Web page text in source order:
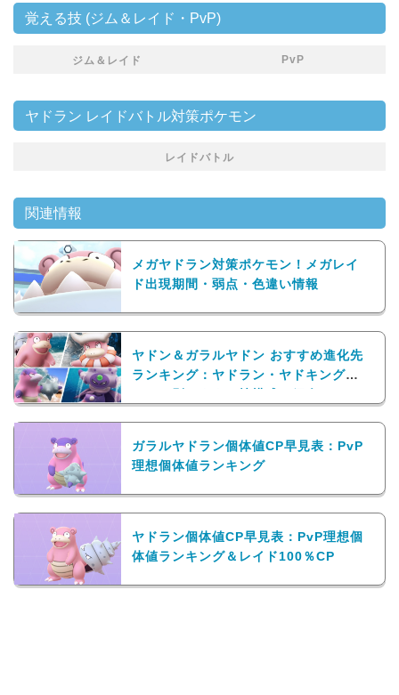
覚える技 (ジム＆レイド・PvP)
ジム＆レイド PvP
ヤドラン レイドバトル対策ポケモン
レイドバトル
関連情報
メガヤドラン対策ポケモン！メガレイ
ド出現期間・弱点・色違い情報
ヤドン＆ガラルヤドン おすすめ進化先
ランキング：ヤドラン・ヤドキングの
ガラルヤドラン個体値CP早見表：PvP
理想個体値ランキング
ヤドラン個体値CP早見表：PvP理想個
体値ランキング＆レイド100％CP